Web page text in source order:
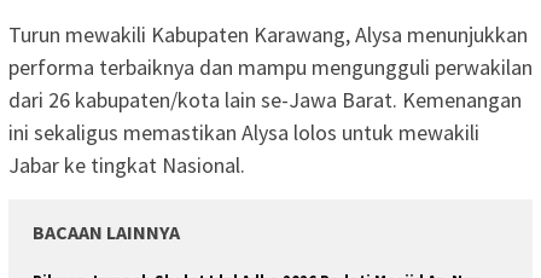
Turun mewakili Kabupaten Karawang, Alysa menunjukkan
performa terbaiknya dan mampu mengungguli perwakilan
dari 26 kabupaten/kota lain se-Jawa Barat. Kemenangan
ini sekaligus memastikan Alysa lolos untuk mewakili
Jabar ke tingkat Nasional.
BACAAN LAINNYA